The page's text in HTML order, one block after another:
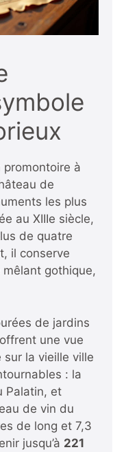
promontoire à
de
les plus
au XIIIe siècle,
de quatre
il conserve
mêlant gothique,
de jardins
une vue
sur la vieille ville
: la
Palatin, et
de vin du
de long et 7,3
jusqu’à 221